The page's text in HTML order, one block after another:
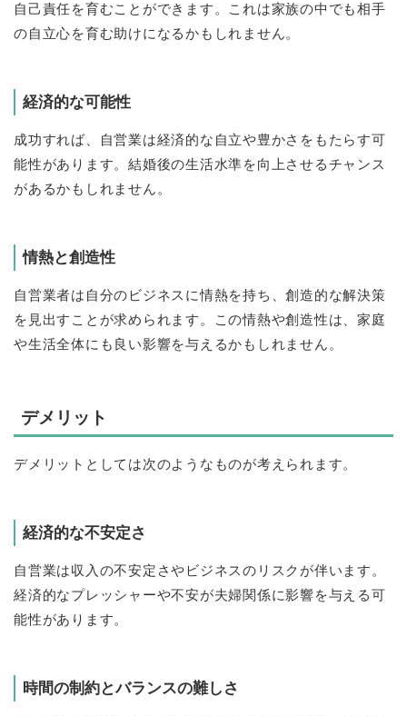
自己責任を育むことができます。これは家族の中でも相手
の自立心を育む助けになるかもしれません。
経済的な可能性
成功すれば、自営業は経済的な自立や豊かさをもたらす可
能性があります。結婚後の生活水準を向上させるチャンス
があるかもしれません。
情熱と創造性
自営業者は自分のビジネスに情熱を持ち、創造的な解決策
を見出すことが求められます。この情熱や創造性は、家庭
や生活全体にも良い影響を与えるかもしれません。
デメリット
デメリットとしては次のようなものが考えられます。
経済的な不安定さ
自営業は収入の不安定さやビジネスのリスクが伴います。
経済的なプレッシャーや不安が夫婦関係に影響を与える可
能性があります。
時間の制約とバランスの難しさ